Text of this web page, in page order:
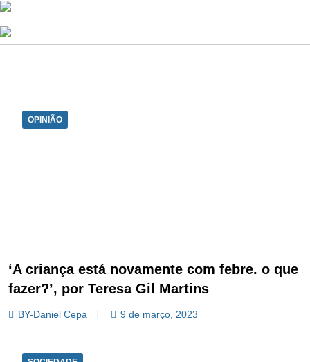
OPINIÃO
‘A criança está novamente com febre. o que
fazer?’, por Teresa Gil Martins
BY-Daniel Cepa 9 de março, 2023